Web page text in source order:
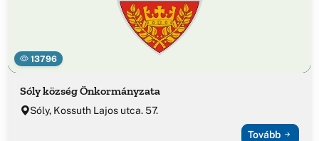
13796
Sóly község Önkormányzata
Sóly, Kossuth Lajos utca. 57.
Tovább